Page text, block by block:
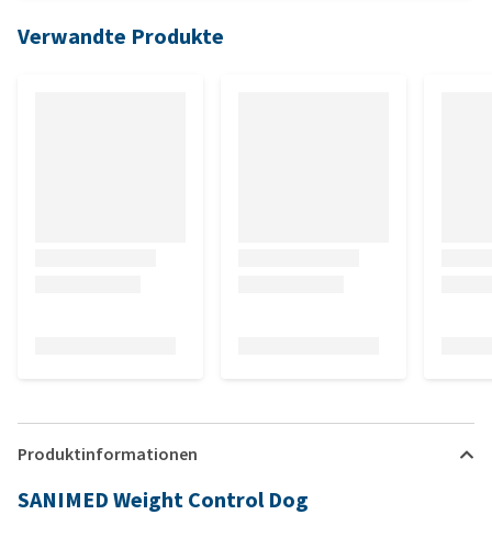
Verwandte Produkte
Produktinformationen
SANIMED Weight Control Dog